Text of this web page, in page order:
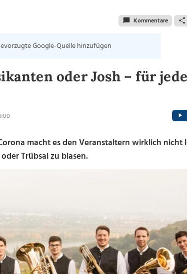
Kommentare
Google-Quelle hinzufügen
oder Josh – für
macht es den Veranstaltern wirklich nicht
Trübsal zu blasen.